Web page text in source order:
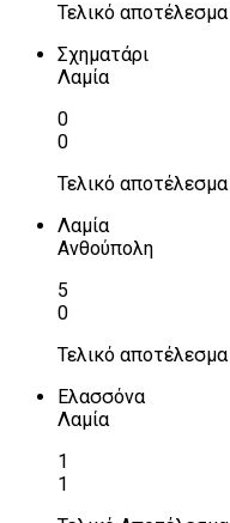
Τελικό αποτέλεσμα
Σχηματάρι
Λαμία
0
0
Τελικό αποτέλεσμα
Λαμία
Ανθούπολη
5
0
Τελικό αποτέλεσμα
Ελασσόνα
Λαμία
1
1